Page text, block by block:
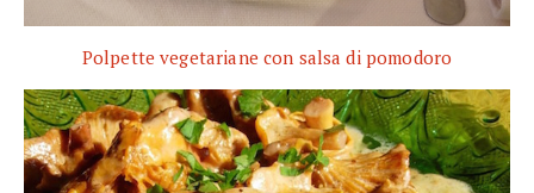
Polpette vegetariane con salsa di pomodoro